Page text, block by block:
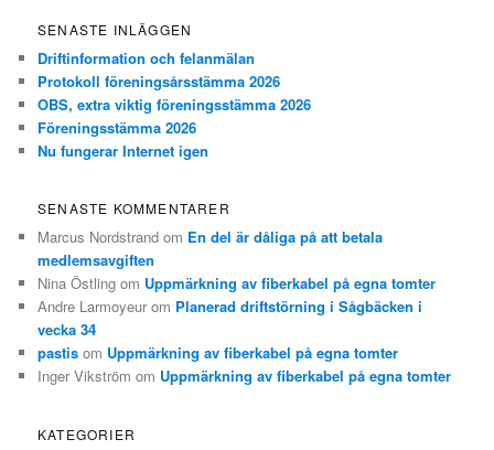
SENASTE INLÄGGEN
Driftinformation och felanmälan
Protokoll föreningsårsstämma 2026
OBS, extra viktig föreningsstämma 2026
Föreningsstämma 2026
Nu fungerar Internet igen
SENASTE KOMMENTARER
Marcus Nordstrand om En del är dåliga på att betala
medlemsavgiften
Nina Östling om Uppmärkning av fiberkabel på egna tomter
Andre Larmoyeur om Planerad driftstörning i Sågbäcken i
vecka 34
pastis om Uppmärkning av fiberkabel på egna tomter
Inger Vikström om Uppmärkning av fiberkabel på egna tomter
KATEGORIER